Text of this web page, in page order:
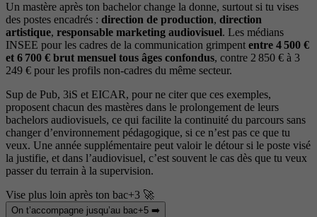
Un mastère après ton bachelor change la donne, surtout si tu vises
des postes encadrés : direction de production, direction
artistique, responsable marketing audiovisuel. Les médians
INSEE pour les cadres de la communication grimpent entre 4 500 €
et 6 700 € brut mensuel tous âges confondus, contre 2 850 € à 3
249 € pour les profils non-cadres du même secteur.
Sup de Pub, 3iS et EICAR, pour ne citer que ces exemples,
proposent chacun des mastères dans le prolongement de leurs
bachelors audiovisuels, ce qui facilite la continuité du parcours sans
changer d’environnement pédagogique, si ce n’est pas ce que tu
veux. Une année supplémentaire peut valoir le détour si le poste visé
la justifie, et dans l’audiovisuel, c’est souvent le cas dès que tu veux
passer du terrain à la supervision.
Vise plus loin après ton bac+3 🚀
On t’accompagne jusqu’au bac+5 ➡️